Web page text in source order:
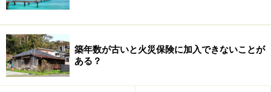
築年数が古いと火災保険に加入できないことが
ある？